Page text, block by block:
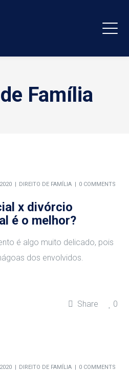
Família
DIREITO DE FAMÍLIA 0 COMMENTS
x divórcio
é o melhor?
é algo muito delicado, pois
dos envolvidos.
Share 0
DIREITO DE FAMÍLIA 0 COMMENTS